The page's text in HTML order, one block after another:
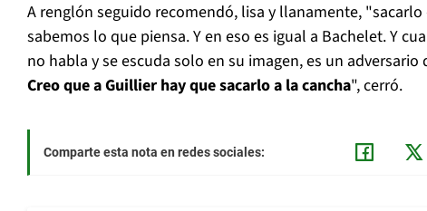
A renglón seguido recomendó, lisa y llanamente,
sabemos lo que piensa. Y en eso es igual a Bachelet. Y
no habla y se escuda solo en su imagen, es un
Creo que a Guillier hay que sacarlo a la cancha", cerró.
Comparte esta nota en redes sociales: